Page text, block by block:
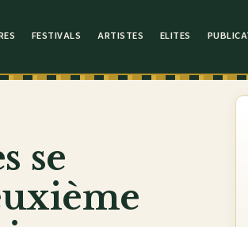
FESTIVALS ARTISTES ELITES
se